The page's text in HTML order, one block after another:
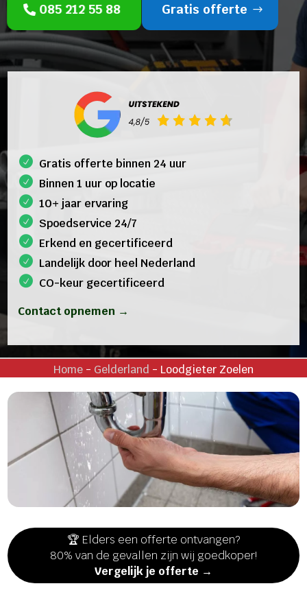
085 212 55 88 Gratis offerte
Gratis offerte binnen 24 uur
Binnen 1 uur op locatie
10+ jaar ervaring
Spoedservice 24/7
Erkend en gecertificeerd
Landelijk door heel Nederland
CO-keur gecertificeerd
Contact opnemen →
Home- Gelderland - Loodgieter Zoelen
🏆 Elders een offerte ontvangen?
80% van de gevallen zijn wij goedkoper!
Vergelijk je offerte →